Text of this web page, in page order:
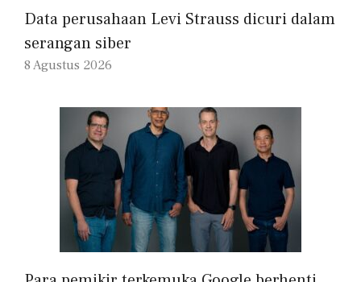
Data perusahaan Levi Strauss dicuri dalam
serangan siber
8 Agustus 2026